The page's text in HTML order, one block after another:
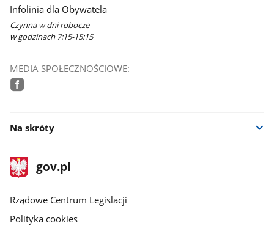
Infolinia dla Obywatela
Czynna w dni robocze
w godzinach 7:15-15:15
MEDIA SPOŁECZNOŚCIOWE:
Na skróty
stopka
gov.plStrona
gov.pl
Rządowe Centrum Legislacji
Polityka cookies